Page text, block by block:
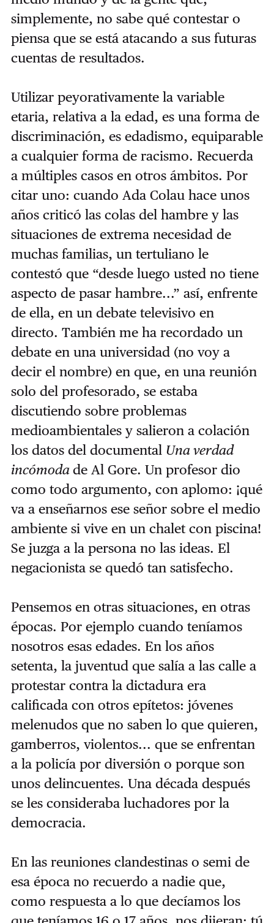
simplemente, no sabe qué contestar o
piensa que se está atacando a sus futuras
cuentas de resultados.
Utilizar peyorativamente la variable
etaria, relativa a la edad, es una forma de
discriminación, es edadismo, equiparable
a cualquier forma de racismo. Recuerda
a múltiples casos en otros ámbitos. Por
citar uno: cuando Ada Colau hace unos
años criticó las colas del hambre y las
situaciones de extrema necesidad de
muchas familias, un tertuliano le
contestó que “desde luego usted no tiene
aspecto de pasar hambre...” así, enfrente
de ella, en un debate televisivo en
directo. También me ha recordado un
debate en una universidad (no voy a
decir el nombre) en que, en una reunión
solo del profesorado, se estaba
discutiendo sobre problemas
medioambientales y salieron a colación
los datos del documental Una verdad
incómodade Al Gore. Un profesor dio
como todo argumento, con aplomo: ¡qué
va a enseñarnos ese señor sobre el medio
ambiente si vive en un chalet con piscina!
Se juzga a la persona no las ideas. El
negacionista se quedó tan satisfecho.
Pensemos en otras situaciones, en otras
épocas. Por ejemplo cuando teníamos
nosotros esas edades. En los años
setenta, la juventud que salía a las calle a
protestar contra la dictadura era
calificada con otros epítetos: jóvenes
melenudos que no saben lo que quieren,
gamberros, violentos... que se enfrentan
a la policía por diversión o porque son
unos delincuentes. Una década después
se les consideraba luchadores por la
democracia.
En las reuniones clandestinas o semi de
esa época no recuerdo a nadie que,
como respuesta a lo que decíamos los